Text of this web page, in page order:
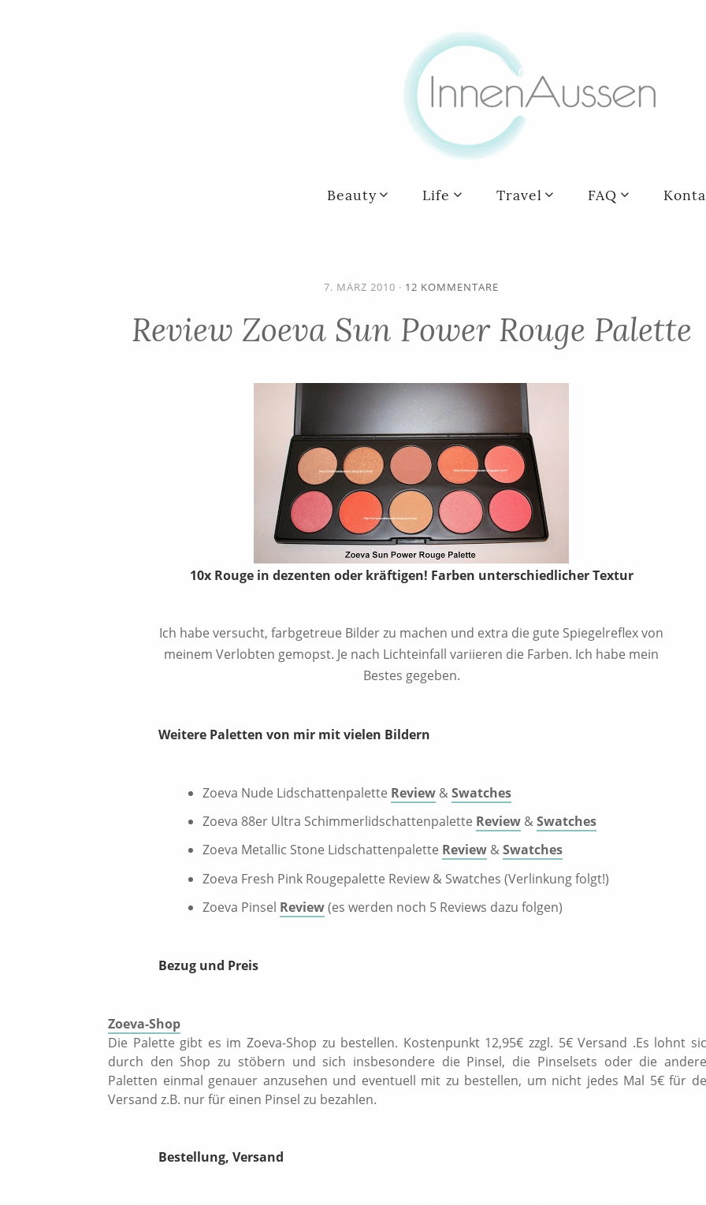
Beauty Life Travel FAQ
7. MÄRZ 2010 · 12 KOMMENTARE
Review Zoeva Sun Power Rouge Palette
10x Rouge in dezenten oder kräftigen! Farben unterschiedlicher Textur
Ich habe versucht, farbgetreue Bilder zu machen und extra die gute Spiegelreflex von
meinem Verlobten gemopst. Je nach Lichteinfall variieren die Farben. Ich habe mein
Bestes gegeben.
Weitere Paletten von mir mit vielen Bildern
Zoeva Nude Lidschattenpalette Review &Swatches
Zoeva 88er Ultra Schimmerlidschattenpalette Review &Swatches
Zoeva Metallic Stone Lidschattenpalette Review &Swatches
Zoeva Fresh Pink Rougepalette Review & Swatches (Verlinkung folgt!)
Zoeva Pinsel Review(es werden noch 5 Reviews dazu folgen)
Bezug und Preis
Zoeva-Shop
Die Palette gibt es im Zoeva-Shop zu bestellen. Kostenpunkt 12,95€ zzgl. 5€ Versand .Es lohnt
durch den Shop zu stöbern und sich insbesondere die Pinsel, die Pinselsets oder die
Paletten einmal genauer anzusehen und eventuell mit zu bestellen, um nicht jedes Mal 5€ für
Versand z.B. nur für einen Pinsel zu bezahlen.
Bestellung, Versand